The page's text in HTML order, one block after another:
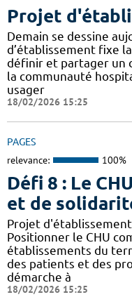
Projet
Demain se dessine
d’établissement fixe
définir et partager un
la communauté
usager
18/02/2026 15:25
PAGES
relevance: 100%
Défi 8 : Le
et de
Projet
Positionner le CHU
établissements du
des patients et des
démarche à
18/02/2026 15:25